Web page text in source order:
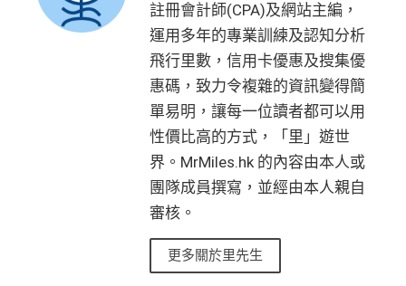
註冊會計師(CPA)及網站主編，
運用多年的專業訓練及認知分析
飛行里數，信用卡優惠及搜集優
惠碼，致力令複雜的資訊變得簡
單易明，讓每一位讀者都可以用
性價比高的方式，「里」遊世
界。MrMiles.hk 的內容由本人或
團隊成員撰寫，並經由本人親自
審核。
更多關於里先生